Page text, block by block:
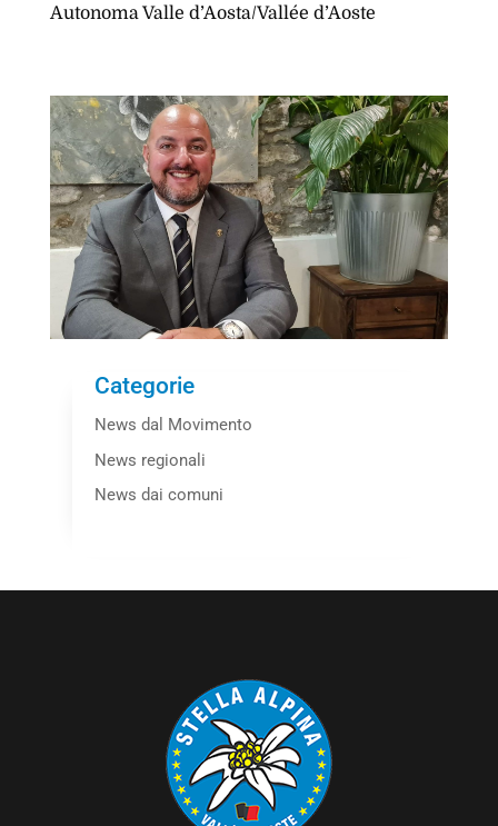
Autonoma Valle d’Aosta/Vallée d’Aoste
Categorie
News dal Movimento
News regionali
News dai comuni